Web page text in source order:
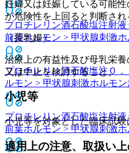
プロチレリン酒石酸塩注射液
前葉ホルモン > 甲状腺刺激
プロチレリン酒石酸塩注０．
ルモン > 甲状腺刺激ホルモ
プロチレリン酒石酸塩注射液
前葉ホルモン > 甲状腺刺激
妊婦又は妊娠している可能
が危険性を上回ると判断され
（授乳婦）
治療上の有益性及び母乳栄
又は中止を検討すること。
小児等
小児等を対象とした臨床試
適用上の注意、取扱い